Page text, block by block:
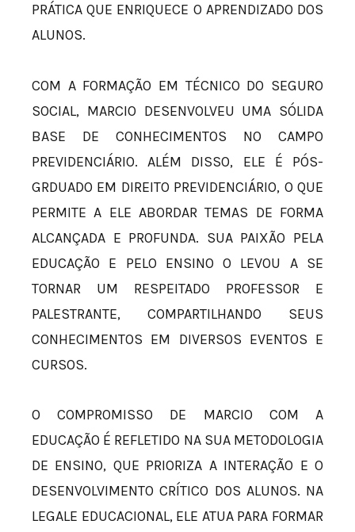
PRÁTICA QUE ENRIQUECE O APRENDIZADO DOS
ALUNOS.
COM A FORMAÇÃO EM TÉCNICO DO SEGURO
SOCIAL, MARCIO DESENVOLVEU UMA SÓLIDA
BASE DE CONHECIMENTOS NO CAMPO
PREVIDENCIÁRIO. ALÉM DISSO, ELE É PÓS-
GRDUADO EM DIREITO PREVIDENCIÁRIO, O QUE
PERMITE A ELE ABORDAR TEMAS DE FORMA
ALCANÇADA E PROFUNDA. SUA PAIXÃO PELA
EDUCAÇÃO E PELO ENSINO O LEVOU A SE
TORNAR UM RESPEITADO PROFESSOR E
PALESTRANTE, COMPARTILHANDO SEUS
CONHECIMENTOS EM DIVERSOS EVENTOS E
CURSOS.
O COMPROMISSO DE MARCIO COM A
EDUCAÇÃO É REFLETIDO NA SUA METODOLOGIA
DE ENSINO, QUE PRIORIZA A INTERAÇÃO E O
DESENVOLVIMENTO CRÍTICO DOS ALUNOS. NA
LEGALE EDUCACIONAL, ELE ATUA PARA FORMAR